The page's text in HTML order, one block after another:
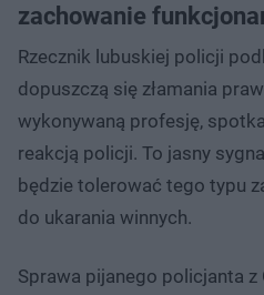
zachowanie
Rzecznik lubuskiej policji
dopuszczą się złamania
wykonywaną profesję,
reakcją policji. To jasny
będzie tolerować tego typu
do ukarania winnych.
Sprawa pijanego policjanta